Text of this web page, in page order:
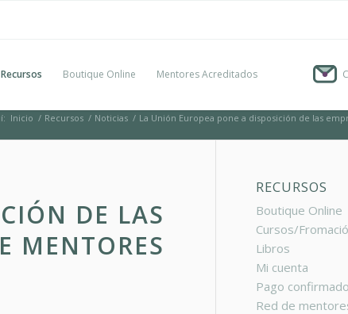
Recursos Boutique Online Mentores Acreditados
Inicio / Recursos / Noticias / La Unión Europea pone a disposición de las
DE LAS
MENTORES
RECURSOS
Boutique Online
Cursos/
Libros
Mi cuenta
Pago confirmado
Red de